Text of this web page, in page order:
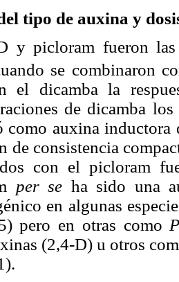
tipo de auxina y
y picloram fueron
se combinaron
el dicamba la
de dicamba
como auxina
de consistencia
con el picloram
per se ha sido una
en algunas
pero en otras como
(2,4-D) u otros